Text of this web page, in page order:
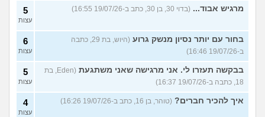
מרגיש אבוד... (בדוי 30, בן 30, כתב ב-19/07/26 16:55) 5
עצות
בחור עם יותר נסיון מנשק גרוע
(היוש, בת 29, כתבה
ב-19/07/26 16:46)
6
עצות
בבקשה תעזרו לי. אני מרגישה שאני משתגעת
(Eden, בת
18, כתבה ב-19/07/26 16:37)
5
עצות
איך להכיר חברים? (טוהר, בן 16, כתב ב-19/07/26 16:26) 4
עצות